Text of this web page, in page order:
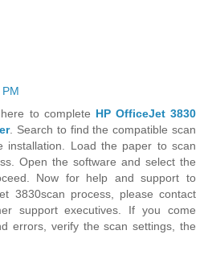
to complete HP OfficeJet 3830
. Search to find the compatible scan
installation. Load the paper to scan
Open the software and select the
Now for help and support to
3830scan process, please contact
support executives. If you come
errors, verify the scan settings, the